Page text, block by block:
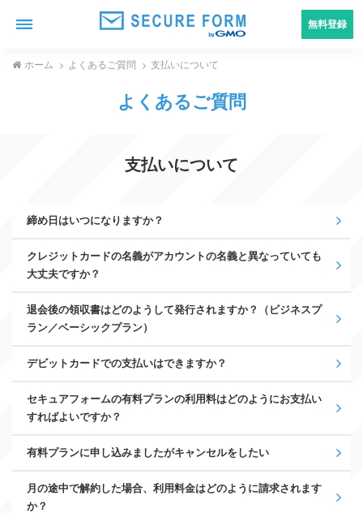
無料登録
ホーム よくあるご質問 支払いについて
よくあるご質問
支払いについて
締め日はいつになりますか？
クレジットカードの名義がアカウントの名義と異なっていても
大丈夫ですか？
退会後の領収書はどのようして発行されますか？（ビジネスプ
ラン／ベーシックプラン）
デビットカードでの支払いはできますか？
セキュアフォームの有料プランの利用料はどのようにお支払い
すればよいですか？
有料プランに申し込みましたがキャンセルをしたい
月の途中で解約した場合、利用料金はどのように請求されます
か？